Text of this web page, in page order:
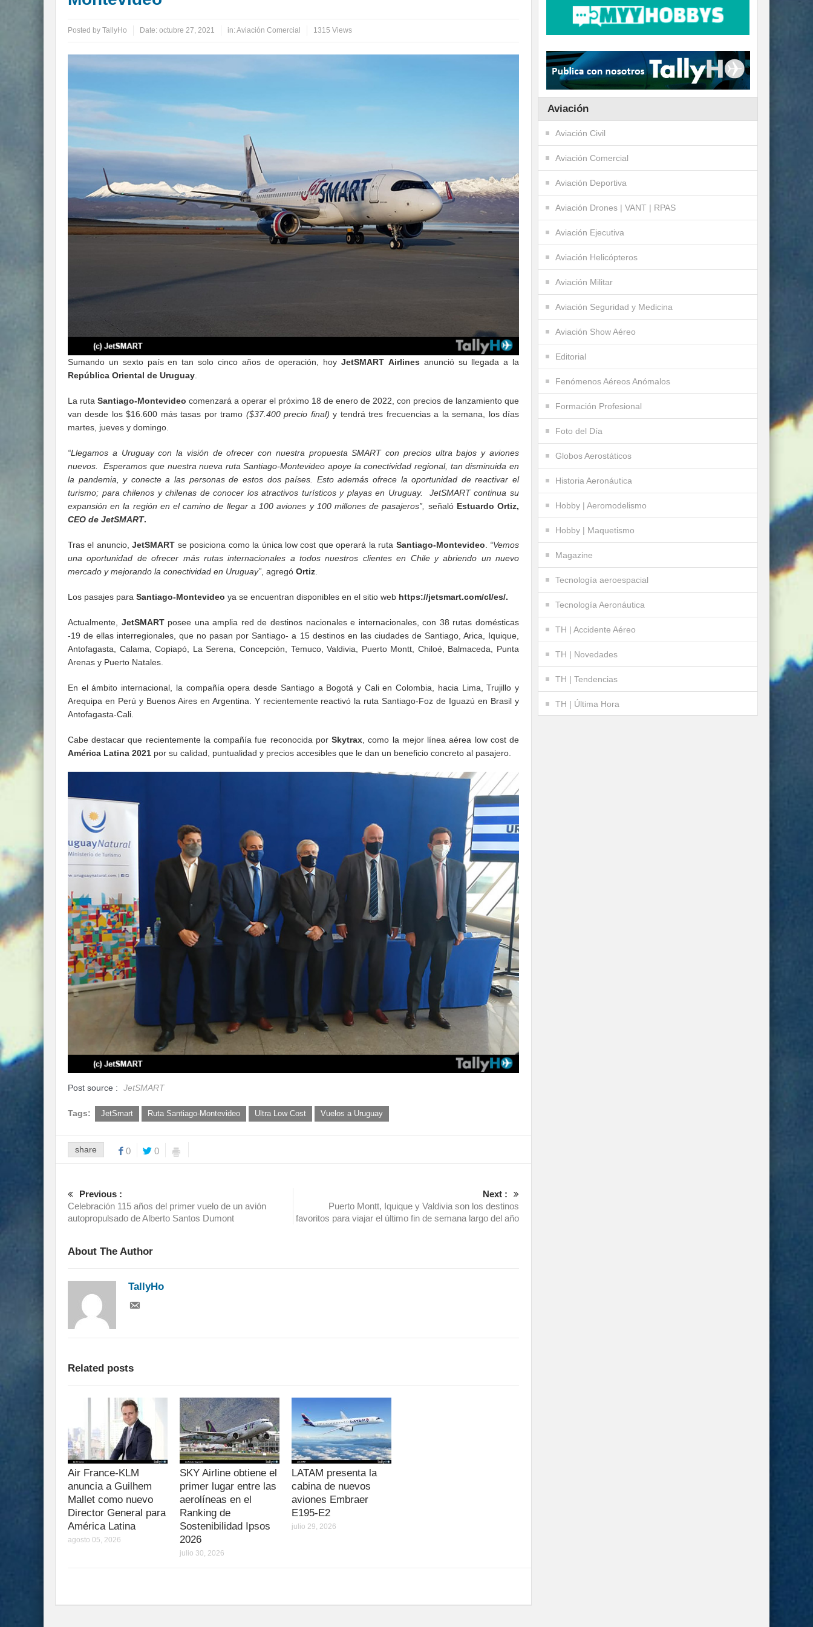
Posted by TallyHo Date: octubre 27, 2021 in:Aviación Comercial 1315 Views
Sumando un sexto país en tan solo cinco años de operación, hoy JetSMART Airlines anunció su llegada a la
República Oriental de Uruguay.
La ruta Santiago-Montevideo comenzará a operar el próximo 18 de enero de 2022, con precios de lanzamiento que
van desde los $16.600 más tasas por tramo ($37.400 precio final) y tendrá tres frecuencias a la semana, los días
martes, jueves y domingo.
“Llegamos a Uruguay con la visión de ofrecer con nuestra propuesta SMART con precios ultra bajos y aviones
nuevos. Esperamos que nuestra nueva ruta Santiago-Montevideo apoye la conectividad regional, tan disminuida en
la pandemia, y conecte a las personas de estos dos países. Esto además ofrece la oportunidad de reactivar el
turismo; para chilenos y chilenas de conocer los atractivos turísticos y playas en Uruguay. JetSMART continua su
expansión en la región en el camino de llegar a 100 aviones y 100 millones de pasajeros”, señaló Estuardo Ortiz,
CEO de JetSMART.
Tras el anuncio,JetSMART se posiciona como la única low cost que operará la ruta Santiago-Montevideo. “Vemos
una oportunidad de ofrecer más rutas internacionales a todos nuestros clientes en Chile y abriendo un nuevo
mercado y mejorando la conectividad en Uruguay”, agregó Ortiz.
Los pasajes para Santiago-Montevideo ya se encuentran disponibles en el sitio web https://jetsmart.com/cl/es/.
Actualmente, JetSMARTposee una amplia red de destinos nacionales e internacionales, con 38 rutas domésticas
-19 de ellas interregionales, que no pasan por Santiago- a 15 destinos en las ciudades de Santiago, Arica, Iquique,
Antofagasta, Calama, Copiapó, La Serena, Concepción, Temuco, Valdivia, Puerto Montt, Chiloé, Balmaceda, Punta
Arenas y Puerto Natales.
En el ámbito internacional, la compañía opera desde Santiago a Bogotá y Cali en Colombia, hacia Lima, Trujillo y
Arequipa en Perú y Buenos Aires en Argentina. Y recientemente reactivó la ruta Santiago-Foz de Iguazú en Brasil y
Antofagasta-Cali.
Cabe destacar que recientemente la compañía fue reconocida porSkytrax, como la mejor línea aérea low cost de
América Latina 2021 por su calidad, puntualidad y precios accesibles que le dan un beneficio concreto al pasajero.
Post source : JetSMART
Tags: JetSmart Ruta Santiago-Montevideo Ultra Low Cost Vuelos a Uruguay
share 0 0
Previous :
Celebración 115 años del primer vuelo de un avión
autopropulsado de Alberto Santos Dumont
Next :
Puerto Montt, Iquique y Valdivia son los destinos
favoritos para viajar el último fin de semana largo del año
About The Author
TallyHo
Related posts
Air France-KLM
anuncia a Guilhem
Mallet como nuevo
Director General para
América Latina
agosto 05, 2026
SKY Airline obtiene el
primer lugar entre las
aerolíneas en el
Ranking de
Sostenibilidad Ipsos
2026
julio 30, 2026
LATAM presenta la
cabina de nuevos
aviones Embraer
E195-E2
julio 29, 2026
Aviación
Aviación Civil
Aviación Comercial
Aviación Deportiva
Aviación Drones | VANT | RPAS
Aviación Ejecutiva
Aviación Helicópteros
Aviación Militar
Aviación Seguridad y Medicina
Aviación Show Aéreo
Editorial
Fenómenos Aéreos Anómalos
Formación Profesional
Foto del Día
Globos Aerostáticos
Historia Aeronáutica
Hobby | Aeromodelismo
Hobby | Maquetismo
Magazine
Tecnología aeroespacial
Tecnología Aeronáutica
TH | Accidente Aéreo
TH | Novedades
TH | Tendencias
TH | Última Hora